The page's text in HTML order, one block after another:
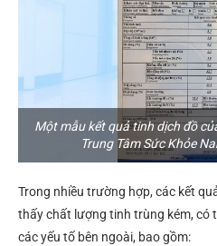
Một mẫu kết quả tinh dịch đồ
Trung Tâm Sức Khỏe
Trong nhiều trường hợp, các kết
thấy chất lượng tinh trùng kém, có
các yếu tố bên ngoài, bao gồm: